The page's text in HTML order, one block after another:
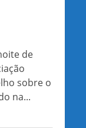
de
sobre o
na...